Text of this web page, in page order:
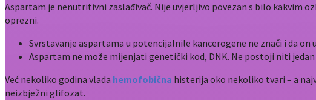
Aspartam je nenutritivni zaslađivač. Nije uvjerljivo povezan s bilo
oprezni.
Svrstavanje aspartama u potencijalnile kancerogene ne znači i da
Aspartam ne može mijenjati genetički kod, DNK. Ne postoji niti jedan
Već nekoliko godina vlada hemofobična histerija oko nekoliko tvari – a
neizbježni glifozat.